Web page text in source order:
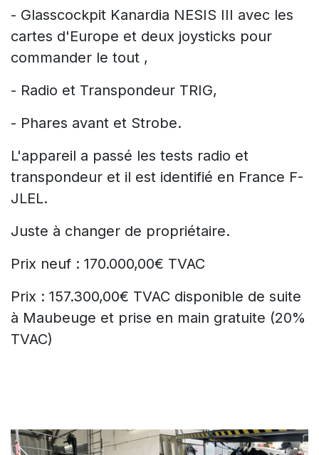
- Glasscockpit Kanardia NESIS III avec les
cartes d'Europe et deux joysticks pour
commander le tout ,
- Radio et Transpondeur TRIG,
- Phares avant et Strobe.
L'appareil a passé les tests radio et
transpondeur et il est identifié en France F-
JLEL.
Juste à changer de propriétaire.
Prix neuf : 170.000,00€ TVAC
Prix : 157.300,00€ TVAC disponible de suite
à Maubeuge et prise en main gratuite (20%
TVAC)